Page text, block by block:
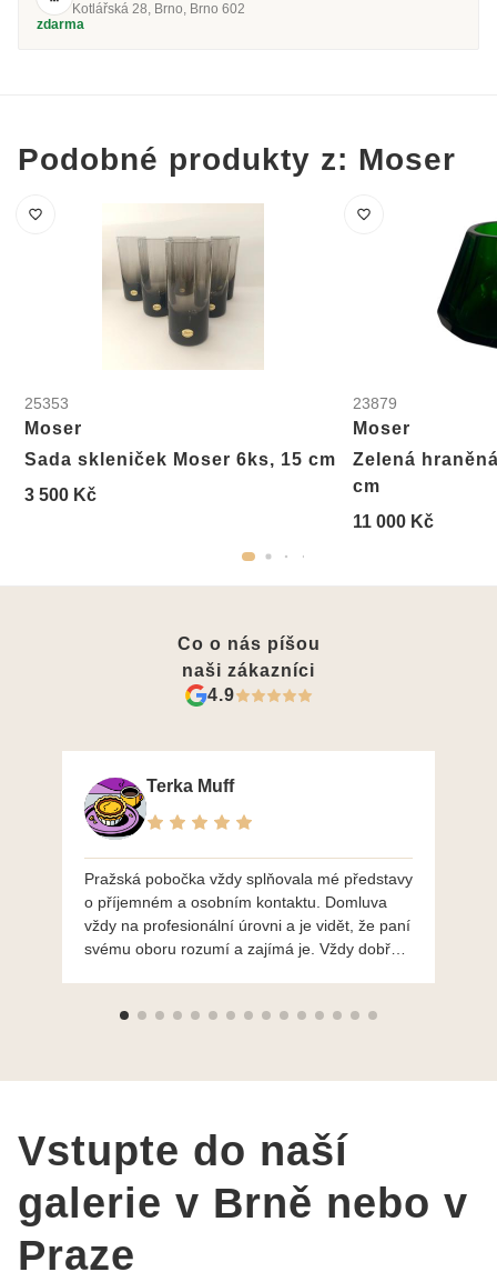
Kotlářská 28, Brno, Brno 602
zdarma
Podobné produkty z: Moser
25353
Moser
Sada skleniček Moser 6ks, 15 cm
3 500 Kč
23879
Moser
Zelená
cm
11 000 Kč
Co o nás píšou
naši zákazníci
4.9
Terka Muff
Pražská pobočka vždy splňovala mé představy
o příjemném a osobním kontaktu. Domluva
vždy na profesionální úrovni a je vidět, že paní
svému oboru rozumí a zajímá je. Vždy dobře a
výběru, jak už bylo napsáno - na požádání
Vstupte do naší
galerie v Brně nebo v
Praze